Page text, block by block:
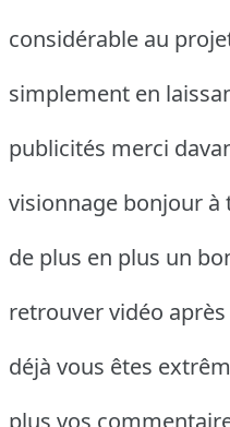
considérable au
simplement en
publicités merci
visionnage bonjour à
de plus en plus un
retrouver vidéo
déjà vous êtes
plus vos